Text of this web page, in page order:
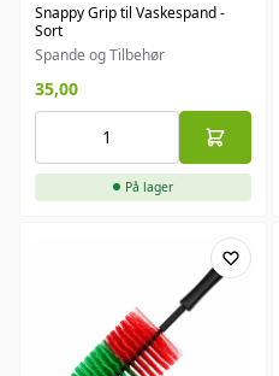
Snappy Grip til Vaskespand -
Sort
Spande og Tilbehør
35,00
På lager